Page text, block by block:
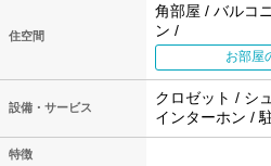
住空間
角部屋 / バルコ
ン /
お部屋
設備・サービス
クロゼット / シ
インターホン /
特徴